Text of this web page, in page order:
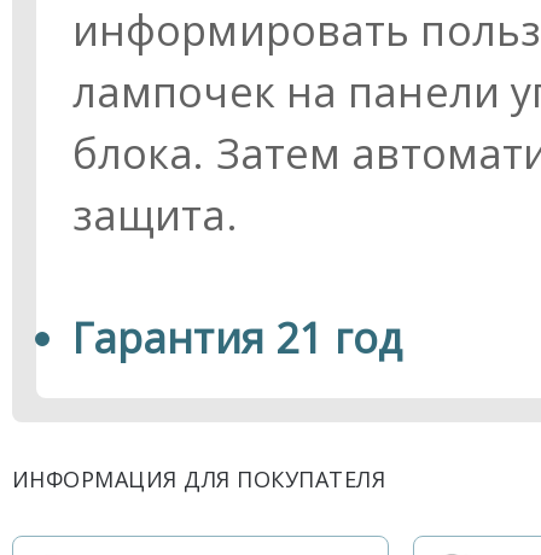
информировать
лампочек на панели
блока. Затем
защита.
Гарантия 21 год
ИНФОРМАЦИЯ ДЛЯ ПОКУПАТЕЛЯ